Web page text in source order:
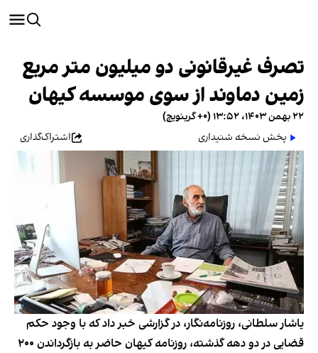
تصرف غیرقانونی دو میلیون متر مربع
زمین دماوند از سوی موسسه کیهان
۲۲ بهمن ۱۴۰۳، ۱۳:۵۲ (‎+۰ گرینویچ)
پخش نسخه شنیداری
اشتراک‌گذاری
یاشار سلطانی، روزنامه‌نگار، در گزارشی خبر داد که با وجود حکم
قضایی در دو دهه گذشته، روزنامه کیهان حاضر به بازگرداندن ۲۰۰